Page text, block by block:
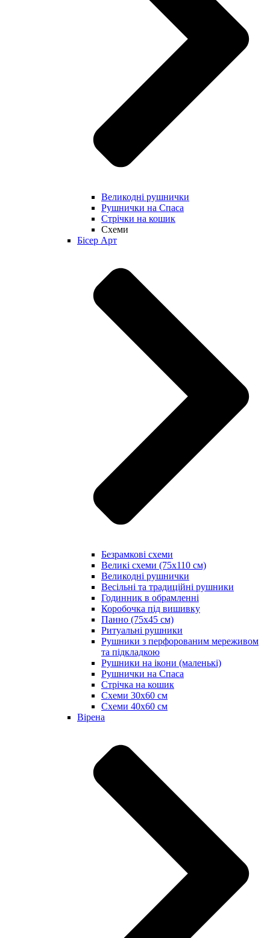
Великодні рушнички
Рушнички на Спаса
Стрічки на кошик
Схеми
Бісер Арт
Безрамкові схеми
Великі схеми (75х110 см)
Великодні рушнички
Весільні та традиційні рушники
Годинник в обрамленні
Коробочка під вишивку
Панно (75х45 см)
Ритуальні рушники
Рушники з перфорованим мереживом
та підкладкою
Рушники на ікони (маленькі)
Рушнички на Спаса
Стрічка на кошик
Схеми 30х60 см
Схеми 40х60 см
Вірена